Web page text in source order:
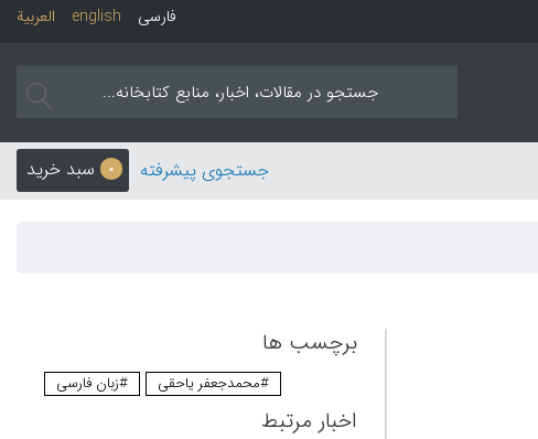
العربیة english فارسی
0 سبد خرید جستجوی پیشرفته
برچسب ها
#محمدجعفر یاحقی #زبان فارسی
اخبار مرتبط